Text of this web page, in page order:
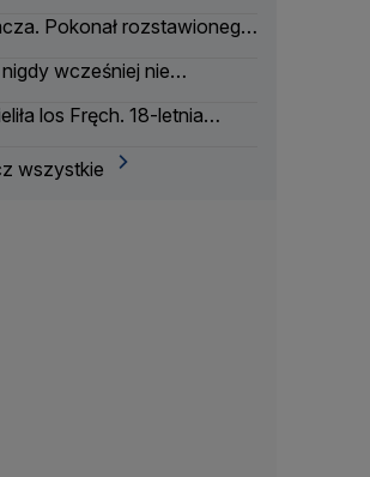
Pokonał rozstawionego
wcześniej nie
los Fręch. 18-letnia
wszystkie